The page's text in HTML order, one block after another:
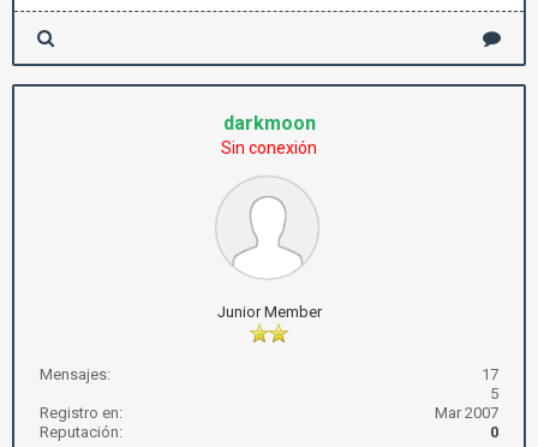
darkmoon
Sin conexión
Junior Member
Mensajes:
17
5
Registro en:
Mar 2007
Reputación:
0